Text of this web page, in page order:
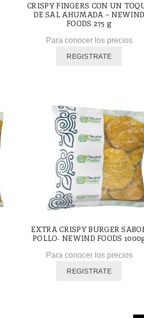
CRISPY FINGERS CON UN
DE SAL AHUMADA – NEWIND
FOODS 275 g
Para conocer los precios
REGISTRATE
EXTRA CRISPY BURGER
POLLO- NEWIND FOODS
Para conocer los precios
REGISTRATE